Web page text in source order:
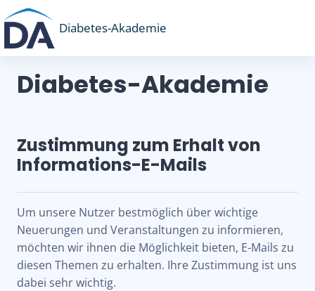
Zum Hauptinhalt
Diabetes-Akademie
Diabetes-Akademie
Zustimmung zum Erhalt von
Informations-E-Mails
Um unsere Nutzer bestmöglich über wichtige
Neuerungen und Veranstaltungen zu informieren,
möchten wir ihnen die Möglichkeit bieten, E-Mails zu
diesen Themen zu erhalten. Ihre Zustimmung ist uns
dabei sehr wichtig.